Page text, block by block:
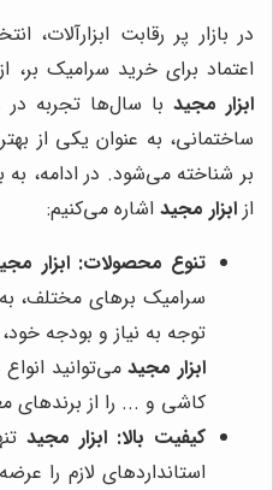
در بازار پر رقابت ابزارآلات،
اعتماد برای خرید سرامیک بر،
ابزار مجید با سال‌ها تجربه در
ساختمانی، به عنوان یکی از
بر شناخته می‌شود. در ادامه،
از ابزار مجید اشاره می‌کنیم:
تنوع محصولات: ابزار
سرامیک برهای مختلف،
توجه به نیاز و بودجه
ابزار مجیدمی‌توانید
کاشی و ... را از برندهای
کیفیت بالا: ابزار مجید
استانداردهای لازم را